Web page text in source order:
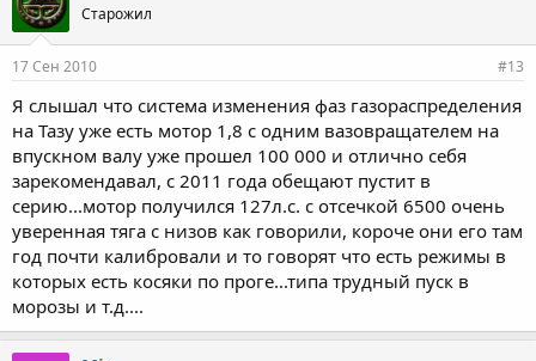
Старожил
17 Сен 2010 #13
Я слышал что система изменения фаз газораспределения
на Тазу уже есть мотор 1,8 с одним вазовращателем на
впускном валу уже прошел 100 000 и отлично себя
зарекомендавал, с 2011 года обещают пустит в
серию...мотор получился 127л.с. с отсечкой 6500 очень
уверенная тяга с низов как говорили, короче они его там
год почти калибровали и то говорят что есть режимы в
которых есть косяки по проге...типа трудный пуск в
морозы и т.д....